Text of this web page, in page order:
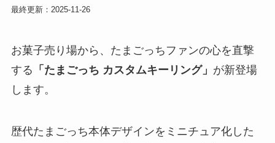
最終更新：2025-11-26
お菓子売り場から、たまごっちファンの心を直撃
する 「たまごっち カスタムキーリング」 が新登場
します。
歴代たまごっち本体デザインをミニチュア化した